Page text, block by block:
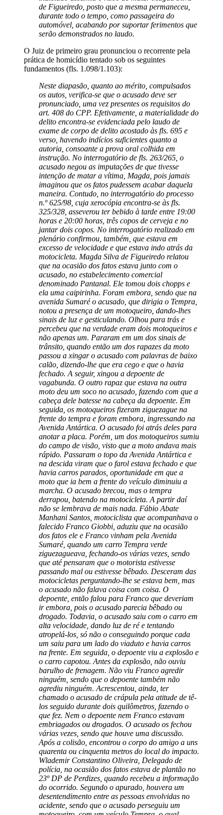
de Figueiredo, posto que a mesma permaneceu,
durante todo o tempo, como passageira do
automóvel, acabando por suportar ferimentos que
serão demonstrados no laudo.
O Juiz de primeiro grau pronunciou o recorrente pela
prática de homicídio tentado sob os seguintes
fundamentos (fls. 1.098/1.103):
Neste diapasão, quanto ao mérito, compulsados
os autos, verifica-se que o acusado deve ser
pronunciado, uma vez presentes os requisitos do
art. 408 do CPP. Efetivamente, a materialidade do
delito encontra-se evidenciada pelo laudo de
exame de corpo de delito acostado às fls. 695 e
verso, havendo indícios suficientes quanto a
autoria, consoante a prova oral colhida em
instrução. No interrogatório de fls. 263/265, o
acusado negou as imputações de que tivesse
intenção de matar a vítima, Magda, pois jamais
imaginou que os fatos pudessem acabar daquela
maneira. Contudo, no interrogatório do processo
n.º 625/98, cuja xerocópia encontra-se às fls.
325/328, asseverou ter bebido à tarde entre 19:00
horas e 20:00 horas, três copos de cerveja e no
jantar dois copos. No interrogatório realizado em
plenário confirmou, também, que estava em
excesso de velocidade e que estava indo atrás da
motocicleta. Magda Silva de Figueiredo relatou
que na ocasião dos fatos estava junto com o
acusado, no estabelecimento comercial
denominado Pantanal. Ele tomou dois chopps e
ela uma caipirinha. Foram embora, sendo que na
avenida Sumaré o acusado, que dirigia o Tempra,
notou a presença de um motoqueiro, dando-lhes
sinais de luz e gesticulando. Olhou para trás e
percebeu que na verdade eram dois motoqueiros e
não apenas um. Pararam em um dos sinais de
trânsito, quando então um dos rapazes da moto
passou a xingar o acusado com palavras de baixo
calão, dizendo-lhe que era cego e que o havia
fechado. A seguir, xingou a depoente de
vagabunda. O outro rapaz que estava na outra
moto deu um soco no acusado, fazendo com que a
cabeça dele batesse na cabeça da depoente. Em
seguida, os motoqueiros fizeram ziguezague na
frente do tempra e foram embora, ingressando na
Avenida Antártica. O acusado foi atrás deles para
anotar a placa. Porém, um dos motoqueiros sumiu
do campo de visão, visto que a moto andava mais
rápido. Passaram o topo da Avenida Antártica e
na descida viram que o farol estava fechado e que
havia carros parados, oportunidade em que a
moto que ia bem a frente do veículo diminuiu a
marcha. O acusado brecou, mas o tempra
derrapou, batendo na motocicleta. A partir daí
não se lembrava de mais nada. Fábio Abate
Manhani Santos, motociclista que acompanhava o
falecido Franco Giobbi, aduziu que na ocasião
dos fatos ele e Franco vinham pela Avenida
Sumaré, quando um carro Tempra verde
ziguezagueava, fechando-os várias vezes, sendo
que até pensaram que o motorista estivesse
passando mal ou estivesse bêbado. Desceram das
motocicletas perguntando-lhe se estava bem, mas
o acusado não falava coisa com coisa. O
depoente, então falou para Franco que deveriam
ir embora, pois o acusado parecia bêbado ou
drogado. Todavia, o acusado saiu com o carro em
alta velocidade, dando luz de ré e tentando
atropelá-los, só não o conseguindo porque cada
um saiu para um lado do viaduto e havia carros
na frente. Em seguida, o depoente viu a explosão e
o carro capotou. Antes da explosão, não ouviu
barulho de frenagem. Não viu Franco agredir
ninguém, sendo que o depoente também não
agrediu ninguém. Acrescentou, ainda, ter
chamado o acusado de crápula pela atitude de tê-
los seguido durante dois quilômetros, fazendo o
que fez. Nem o depoente nem Franco estavam
embriagados ou drogados. O acusado os fechou
várias vezes, sendo que houve uma discussão.
Após a colisão, encontrou o corpo do amigo a uns
quarenta ou cinquenta metros do local do impacto.
Wlademir Constantino Oliveira, Delegado de
polícia, na ocasião dos fatos estava de plantão no
23º DP de Perdizes, quando recebeu a informação
do ocorrido. Segundo o apurado, houvera um
desentendimento entre as pessoas envolvidas no
acidente, sendo que o acusado perseguiu um